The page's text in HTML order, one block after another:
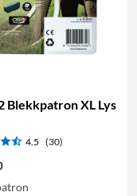
Blekkpatron XL Lys
4.5 (30)